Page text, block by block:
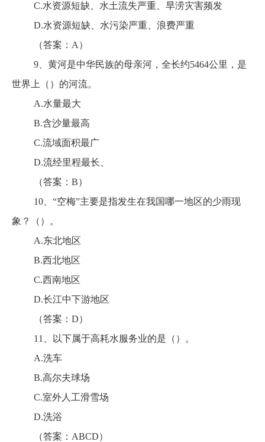
C.水资源短缺、水土流失严重、旱涝灾害频发
D.水资源短缺、水污染严重、浪费严重
（答案：A）
9、黄河是中华民族的母亲河，全长约5464公里，是
世界上（）的河流。
A.水量最大
B.含沙量最高
C.流域面积最广
D.流经里程最长、
（答案：B）
10、“空梅”主要是指发生在我国哪一地区的少雨现
象？（）。
A.东北地区
B.西北地区
C.西南地区
D.长江中下游地区
（答案：D）
11、以下属于高耗水服务业的是（）。
A.洗车
B.高尔夫球场
C.室外人工滑雪场
D.洗浴
（答案：ABCD）